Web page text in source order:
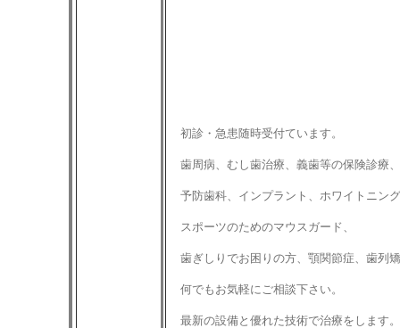
初診・急患随時受付ています。
歯周病、むし歯治療、義歯等の保険診療、
予防歯科、インプラント、ホワイトニン
スポーツのためのマウスガード、
歯ぎしりでお困りの方、 顎関節症、歯列
何でもお気軽にご相談下さい。
最新の設備と優れた技術で治療をします。